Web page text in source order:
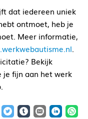
dat iedereen uniek
ontmoet, heb je
Meer informatie,
.
Bekijk
je fijn aan het werk